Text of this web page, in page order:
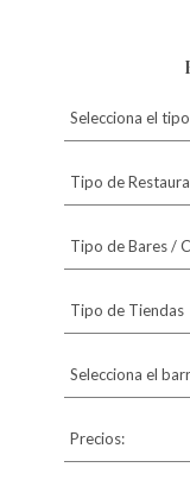
Selecciona el
Tipo de
Tipo de Bares /
Tipo de Tiendas
Selecciona el
Precios: